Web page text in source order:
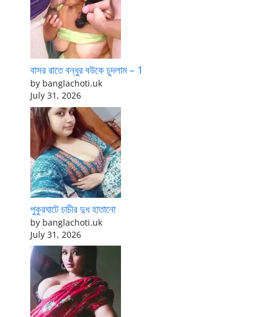
বাসর রাতে বন্ধুর বউকে চুদলাম – 1
by banglachoti.uk
July 31, 2026
পুকুরঘাটে চাচীর দুধ হাতানো
by banglachoti.uk
July 31, 2026